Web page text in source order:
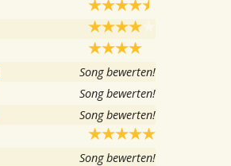
Song bewerten!
Song bewerten!
Song bewerten!
Song bewerten!